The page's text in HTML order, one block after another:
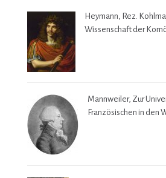
Heymann, Rez.
Wissenschaft der
Mannweiler, Zur
Französischen in den